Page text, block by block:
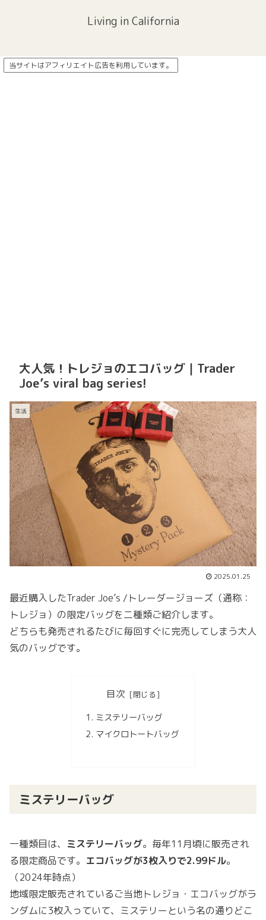
Living in California
当サイトはアフィリエイト広告を利用しています。
大人気！トレジョのエコバッグ｜Trader
Joe’s viral bag series!
生活
2025.01.25
最近購入したTrader Joe’s /トレーダージョーズ（通称：
トレジョ）の限定バッグを二種類ご紹介します。
どちらも発売されるたびに毎回すぐに完売してしまう大人
気のバッグです。
目次
ミステリーバッグ
マイクロトートバッグ
ミステリーバッグ
一種類目は、 ミステリーバッグ。毎年11月頃に販売され
る限定商品です。 エコバッグが3枚入りで2.99ドル。
（2024年時点）
地域限定販売されているご当地トレジョ・エコバッグがラ
ンダムに3枚入っていて、ミステリーという名の通りどこ